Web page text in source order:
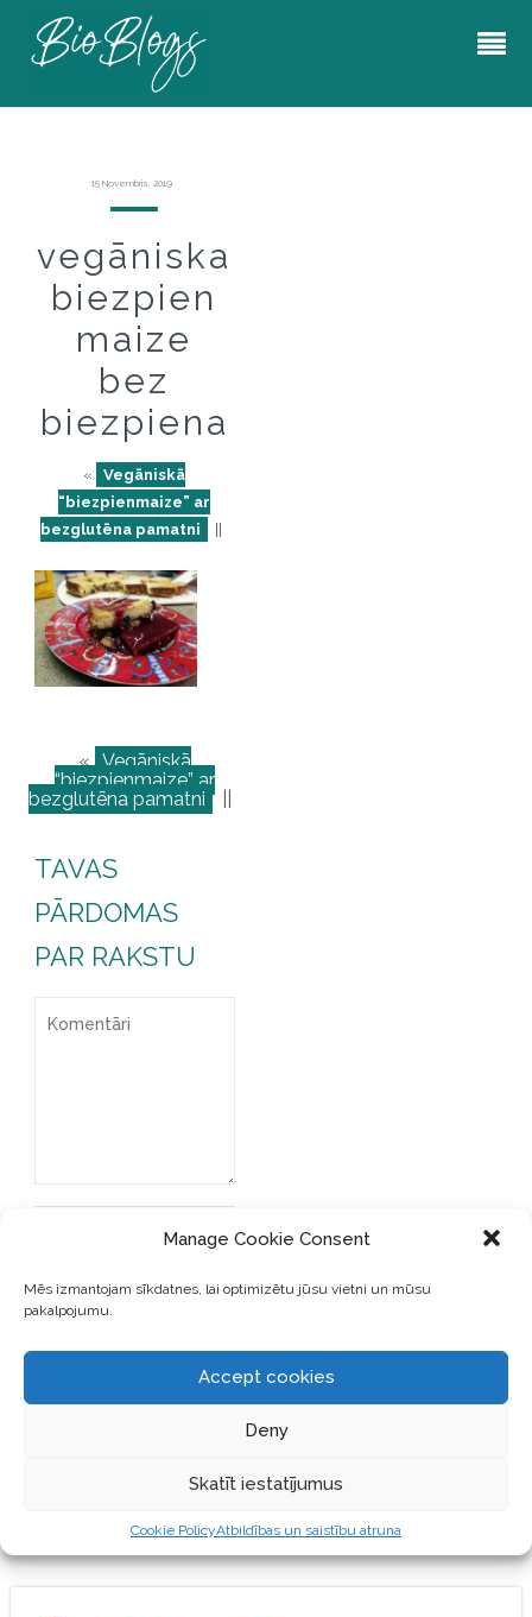
Manage Cookie Consent
Mēs izmantojam sīkdatnes, lai optimizētu jūsu vietni un mūsu
pakalpojumu.
Accept cookies
Deny
Skatīt iestatījumus
Cookie PolicyAtbildības un saistību atruna
15 Novembris, 2019
vegāniska
biezpien
maize
bez
biezpiena
«
Vegāniskā
“biezpienmaize” ar
bezglutēna pamatni
« Vegāniskā
“biezpienmaize” ar
bezglutēna pamatni ||
TAVAS
PĀRDOMAS
PAR RAKSTU
E-PASTA ADRESI UN VIETNI